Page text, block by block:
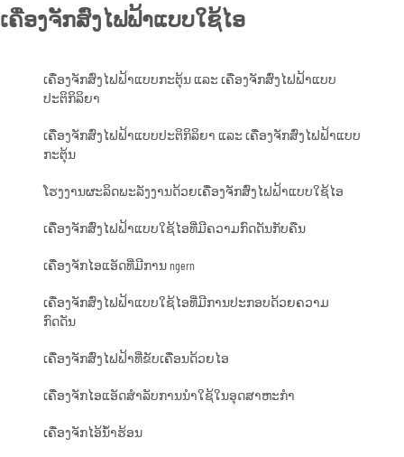
ເຄື່ອງຈັກສົ່ງໄຟຟ້າແບບໃຊ້ໄອ
ເຄື່ອງຈັກສົ່ງໄຟຟ້າແບບກະຕຸ້ນ ແລະ ເຄື່ອງຈັກສົ່ງໄຟຟ້າແບບ
ປະຕິກິລິຍາ
ເຄື່ອງຈັກສົ່ງໄຟຟ້າແບບປະຕິກິລິຍາ ແລະ ເຄື່ອງຈັກສົ່ງໄຟຟ້າແບບ
ກະຕຸ້ນ
ໂຮງງານຜະລິດພະລັງງານດ້ວຍເຄື່ອງຈັກສົ່ງໄຟຟ້າແບບໃຊ້ໄອ
ເຄື່ອງຈັກສົ່ງໄຟຟ້າແບບໃຊ້ໄອທີ່ມີຄວາມກົດດັນກັບຄືນ
ເຄື່ອງຈັກໄອແອັດທີ່ມີການ ngern
ເຄື່ອງຈັກສົ່ງໄຟຟ້າແບບໃຊ້ໄອທີ່ມີການປະກອບດ້ວຍຄວາມ
ກົດດັນ
ເຄື່ອງຈັກສົ່ງໄຟຟ້າທີ່ຂັບເຄື່ອນດ້ວຍໄອ
ເຄື່ອງຈັກໄອແອັດສຳລັບການນຳໃຊ້ໃນອຸດສາຫະກຳ
ເຄື່ອງຈັກໄອ້ນ້ຳຮ້ອນ